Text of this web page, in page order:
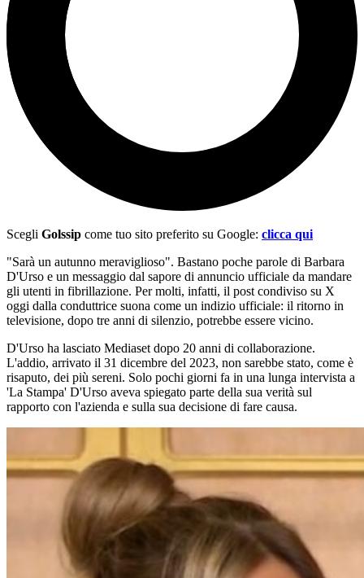
Scegli Golssip come tuo sito preferito su Google: clicca qui
"Sarà un autunno meraviglioso". Bastano poche parole di Barbara
D'Urso e un messaggio dal sapore di annuncio ufficiale da mandare
gli utenti in fibrillazione. Per molti, infatti, il post condiviso su X
oggi dalla conduttrice suona come un indizio ufficiale: il ritorno in
televisione, dopo tre anni di silenzio, potrebbe essere vicino.
D'Urso ha lasciato Mediaset dopo 20 anni di collaborazione.
L'addio, arrivato il 31 dicembre del 2023, non sarebbe stato, come è
risaputo, dei più sereni. Solo pochi giorni fa in una lunga intervista a
'La Stampa' D'Urso aveva spiegato parte della sua verità sul
rapporto con l'azienda e sulla sua decisione di fare causa.